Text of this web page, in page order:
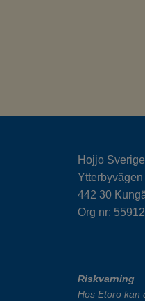
Hojjo
Ytterbyvägen
442 30
Org nr:
Riskvarning
Hos Etoro kan